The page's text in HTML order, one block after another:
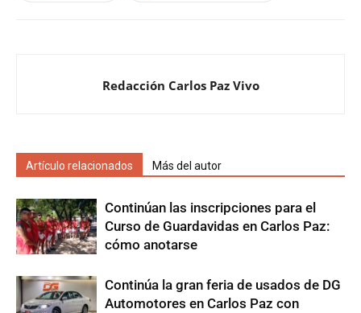
Redacción Carlos Paz Vivo
Artículo relacionados Más del autor
Continúan las inscripciones para el
Curso de Guardavidas en Carlos Paz:
cómo anotarse
Continúa la gran feria de usados de DG
Automotores en Carlos Paz con